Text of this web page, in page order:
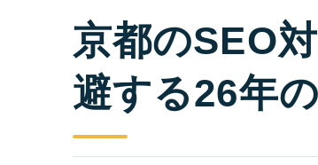
京都のSEO
避する26年